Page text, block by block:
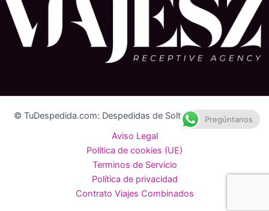
© TuDespedida.com: Despedidas de Soltero y Soltera 2026
Aviso Legal
Política de cookies (UE)
Terminos de Servicio
Política de privacidad
Contrato Viajes Combinados
Pregúntanos